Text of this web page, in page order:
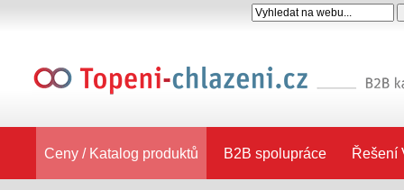
Ceny / Katalog produktů B2B spolupráce Řešení